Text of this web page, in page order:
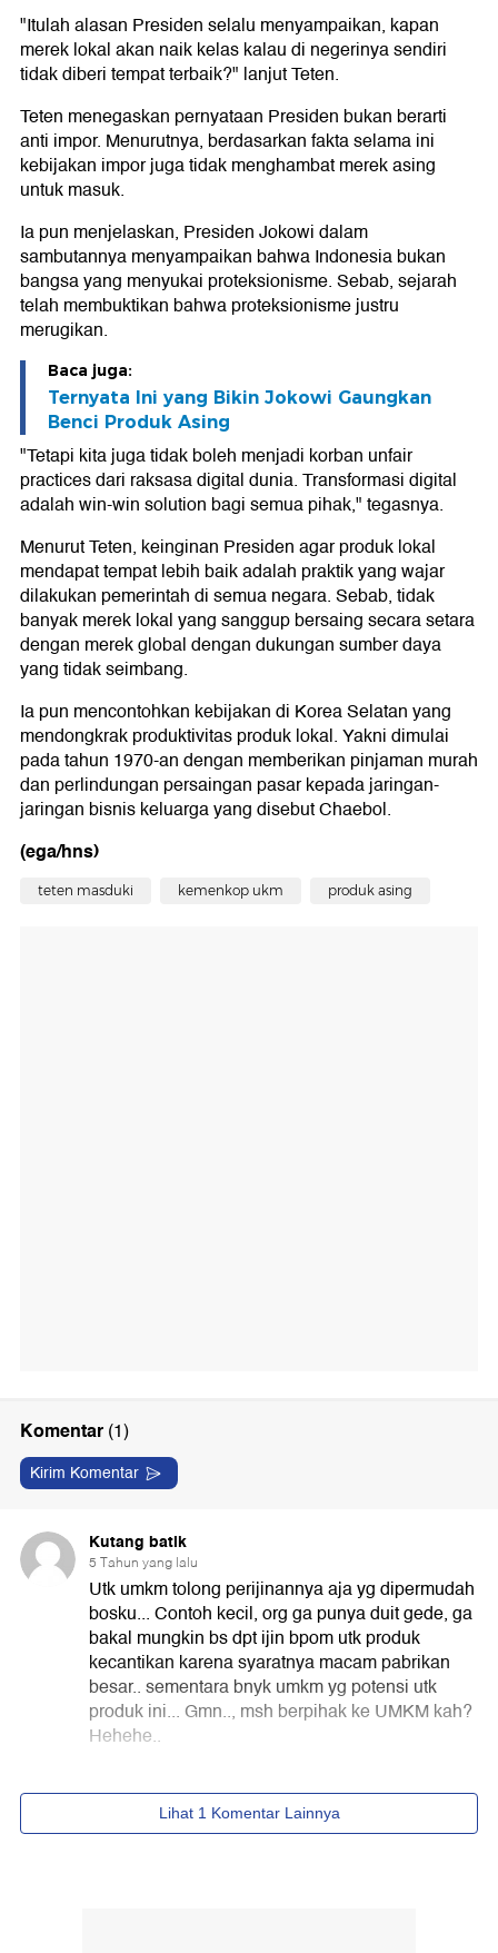
"Itulah alasan Presiden selalu menyampaikan, kapan
merek lokal akan naik kelas kalau di negerinya sendiri
tidak diberi tempat terbaik?" lanjut Teten.
Teten menegaskan pernyataan Presiden bukan berarti
anti impor. Menurutnya, berdasarkan fakta selama ini
kebijakan impor juga tidak menghambat merek asing
untuk masuk.
Ia pun menjelaskan, Presiden Jokowi dalam
sambutannya menyampaikan bahwa Indonesia bukan
bangsa yang menyukai proteksionisme. Sebab, sejarah
telah membuktikan bahwa proteksionisme justru
merugikan.
Baca juga:
Ternyata Ini yang Bikin Jokowi Gaungkan
Benci Produk Asing
"Tetapi kita juga tidak boleh menjadi korban unfair
practices dari raksasa digital dunia. Transformasi digital
adalah win-win solution bagi semua pihak," tegasnya.
Menurut Teten, keinginan Presiden agar produk lokal
mendapat tempat lebih baik adalah praktik yang wajar
dilakukan pemerintah di semua negara. Sebab, tidak
banyak merek lokal yang sanggup bersaing secara setara
dengan merek global dengan dukungan sumber daya
yang tidak seimbang.
Ia pun mencontohkan kebijakan di Korea Selatan yang
mendongkrak produktivitas produk lokal. Yakni dimulai
pada tahun 1970-an dengan memberikan pinjaman murah
dan perlindungan persaingan pasar kepada jaringan-
jaringan bisnis keluarga yang disebut Chaebol.
(ega/hns)
teten masduki kemenkop ukm produk asing